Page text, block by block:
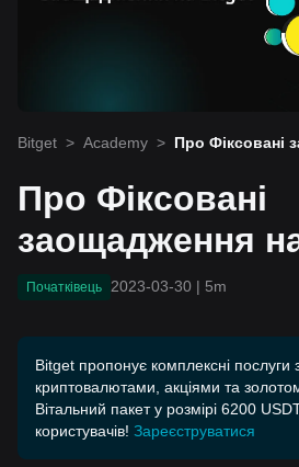
Bitget > Academy > Про Фіксовані
Про Фіксовані
заощадження
Початківець 2023-03-30 | 5m
Bitget пропонує комплексні послуги з
криптовалютами, акціями та
Вітальний пакет у розмірі 6200
користувачів! Зареєструватися